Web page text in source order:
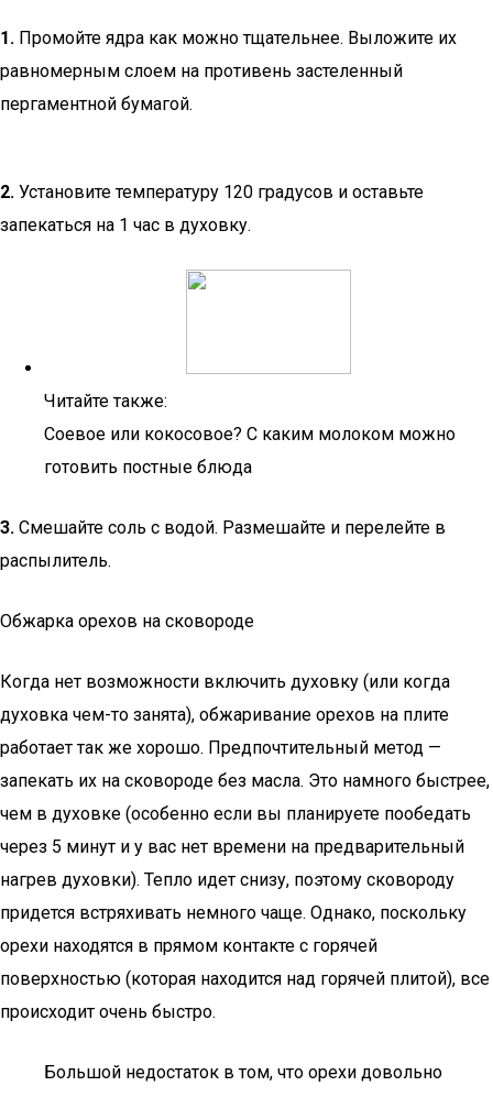
1. Промойте ядра как можно тщательнее. Выложите их
равномерным слоем на противень застеленный
пергаментной бумагой.
2. Установите температуру 120 градусов и оставьте
запекаться на 1 час в духовку.
Читайте также:
Соевое или кокосовое? С каким молоком можно
готовить постные блюда
3. Смешайте соль с водой. Размешайте и перелейте в
распылитель.
Обжарка орехов на сковороде
Когда нет возможности включить духовку (или когда
духовка чем-то занята), обжаривание орехов на плите
работает так же хорошо. Предпочтительный метод —
запекать их на сковороде без масла. Это намного быстрее,
чем в духовке (особенно если вы планируете пообедать
через 5 минут и у вас нет времени на предварительный
нагрев духовки). Тепло идет снизу, поэтому сковороду
придется встряхивать немного чаще. Однако, поскольку
орехи находятся в прямом контакте с горячей
поверхностью (которая находится над горячей плитой), все
происходит очень быстро.
Большой недостаток в том, что орехи довольно